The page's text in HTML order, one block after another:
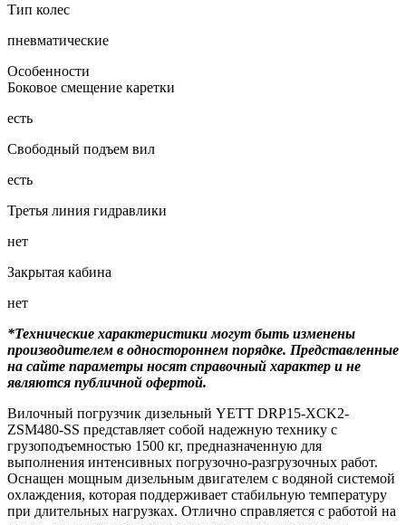
Тип колес
пневматические
Особенности
Боковое смещение каретки
есть
Свободный подъем вил
есть
Третья линия гидравлики
нет
Закрытая кабина
нет
*Технические характеристики могут быть изменены
производителем в одностороннем порядке. Представленные
на сайте параметры носят справочный характер и не
являются публичной офертой.
Вилочный погрузчик дизельный YETT DRP15-XCK2-
ZSM480-SS представляет собой надежную технику с
грузоподъемностью 1500 кг, предназначенную для
выполнения интенсивных погрузочно-разгрузочных работ.
Оснащен мощным дизельным двигателем с водяной системой
охлаждения, которая поддерживает стабильную температуру
при длительных нагрузках. Отлично справляется с работой на